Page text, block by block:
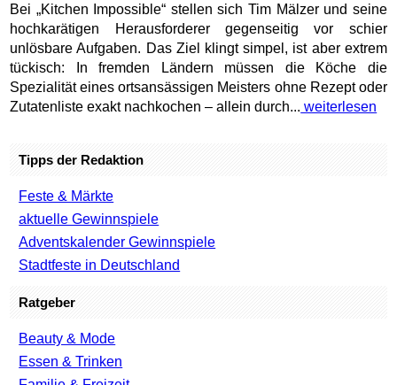
Bei „Kitchen Impossible“ stellen sich Tim Mälzer und seine
hochkarätigen Herausforderer gegenseitig vor schier
unlösbare Aufgaben. Das Ziel klingt simpel, ist aber extrem
tückisch: In fremden Ländern müssen die Köche die
Spezialität eines ortsansässigen Meisters ohne Rezept oder
Zutatenliste exakt nachkochen – allein durch... weiterlesen
Tipps der Redaktion
Feste & Märkte
aktuelle Gewinnspiele
Adventskalender Gewinnspiele
Stadtfeste in Deutschland
Ratgeber
Beauty & Mode
Essen & Trinken